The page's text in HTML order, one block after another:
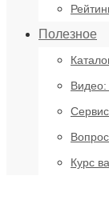
Полезное
Видео:
Курс